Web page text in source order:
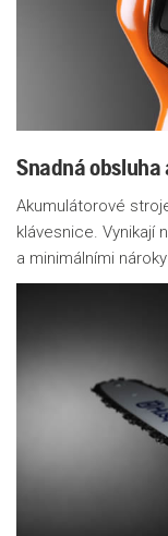
Snadná obsluha
Akumulátorové
klávesnice. Vynikají
a minimálními